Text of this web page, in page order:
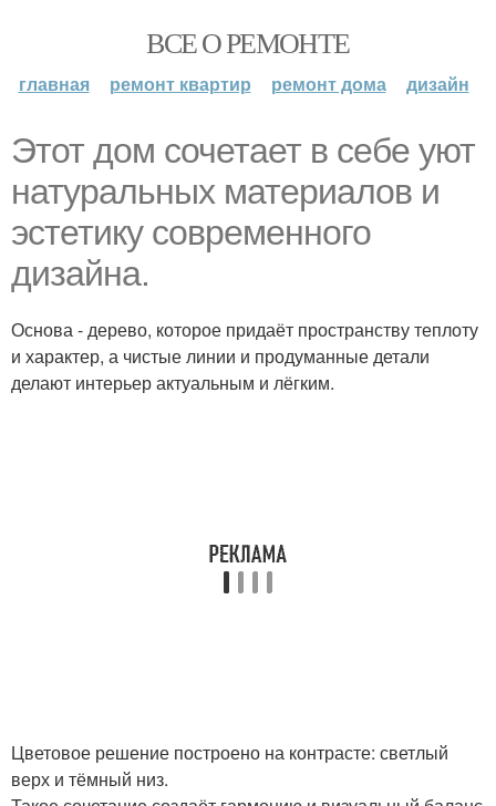
ВСЕ О РЕМОНТЕ
главная ремонт квартир ремонт дома дизайн
Этот дом сочетает в себе уют
натуральных материалов и
эстетику современного
дизайна.
Основа - дерево, которое придаёт пространству теплоту
и характер, а чистые линии и продуманные детали
делают интерьер актуальным и лёгким.
Цветовое решение построено на контрасте: светлый
верх и тёмный низ.